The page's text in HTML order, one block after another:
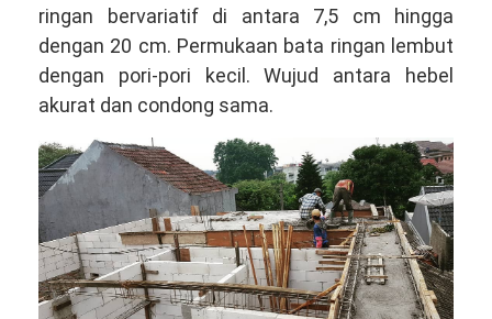
ringan bervariatif di antara 7,5 cm hingga
dengan 20 cm. Permukaan bata ringan lembut
dengan pori-pori kecil. Wujud antara hebel
akurat dan condong sama.